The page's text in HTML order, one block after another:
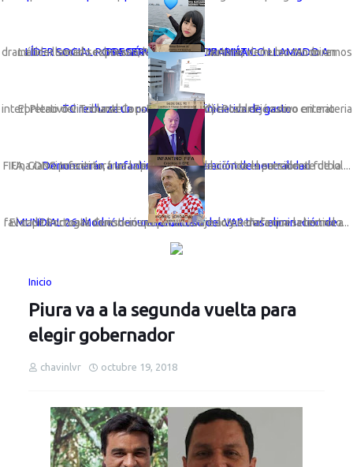
LÍDER SOCIAL ROSA GÓMEZ LANZA DRAMÁTICO LLAMADO A PRESERVAR LA VIDA MARINA
La líder social sechurana; Rosa Gómez Nunura, viene lanzando un dramático llamado expresando: “Basta de cortinas de humo. No miremos a otro ...
TC rechaza un congreso con iniciativa de gasto
El Pleno del Tribunal Constitucional (TC) estableció como criterio interpretativo vinculante la preeminencia del Poder Ejecutivo en materia ...
Denunciarán a Infantino por vulneración de neutralidad
Una ONG presentará una denuncia formal contra el presidente de la FIFA, Gianni Infantino, tras la polémica anulación de la sanción al futbol...
MUNDIAL 26: Modrić denuncia mal uso del VAR tras eliminación de Croacia
El capitán croata denunció que el arbitraje actuó de forma selectiva a favor de Portugal. Cuestiona el penal cobrado y señala que la tecnolo...
Inicio
Piura va a la segunda vuelta para
elegir gobernador
chavinlvr octubre 19, 2018